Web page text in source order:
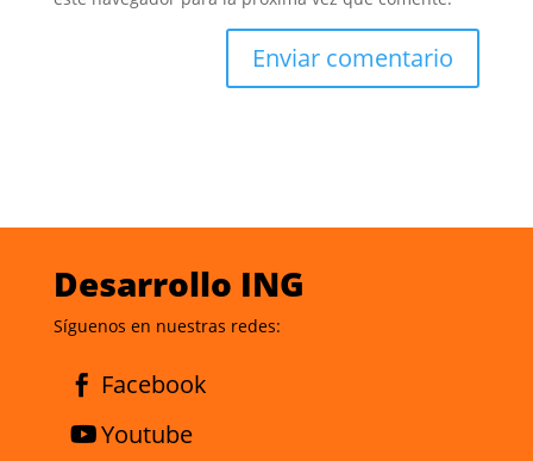
Desarrollo ING
Síguenos en nuestras redes:
Facebook
Youtube